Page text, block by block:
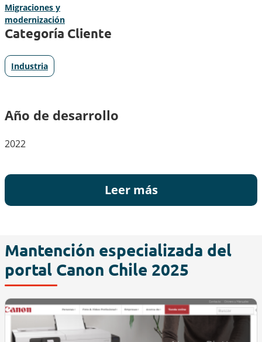
Migraciones y
modernización
Categoría Cliente
Industria
Año de desarrollo
2022
Leer más
Mantención especializada del
portal Canon Chile 2025